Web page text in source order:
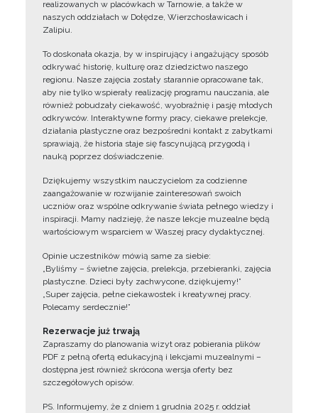
realizowanych w placówkach w Tarnowie, a także w
naszych oddziałach w Dołędze, Wierzchosławicach i
Zalipiu.
To doskonała okazja, by w inspirujący i angażujący sposób
odkrywać historię, kulturę oraz dziedzictwo naszego
regionu. Nasze zajęcia zostały starannie opracowane tak,
aby nie tylko wspierały realizację programu nauczania, ale
również pobudzały ciekawość, wyobraźnię i pasję młodych
odkrywców. Interaktywne formy pracy, ciekawe prelekcje,
działania plastyczne oraz bezpośredni kontakt z zabytkami
sprawiają, że historia staje się fascynującą przygodą i
nauką poprzez doświadczenie.
Dziękujemy wszystkim nauczycielom za codzienne
zaangażowanie w rozwijanie zainteresowań swoich
uczniów oraz wspólne odkrywanie świata pełnego wiedzy i
inspiracji. Mamy nadzieję, że nasze lekcje muzealne będą
wartościowym wsparciem w Waszej pracy dydaktycznej.
Opinie uczestników mówią same za siebie:
„Byliśmy – świetne zajęcia, prelekcja, przebieranki, zajęcia
plastyczne. Dzieci były zachwycone, dziękujemy!”
„Super zajęcia, pełne ciekawostek i kreatywnej pracy.
Polecamy serdecznie!”
Rezerwacje już trwają
Zapraszamy do planowania wizyt oraz pobierania plików
PDF z pełną ofertą edukacyjną i lekcjami muzealnymi –
dostępna jest również skrócona wersja oferty bez
szczegółowych opisów.
PS. Informujemy, że z dniem 1 grudnia 2025 r. oddział